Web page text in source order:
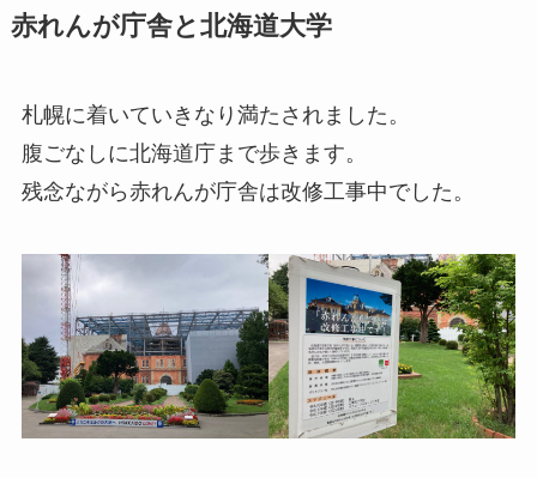
赤れんが庁舎と北海道大学
札幌に着いていきなり満たされました。
腹ごなしに北海道庁まで歩きます。
残念ながら赤れんが庁舎は改修工事中でした。